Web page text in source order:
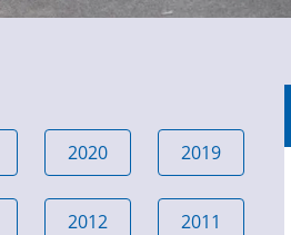
2020 2019
2012 2011